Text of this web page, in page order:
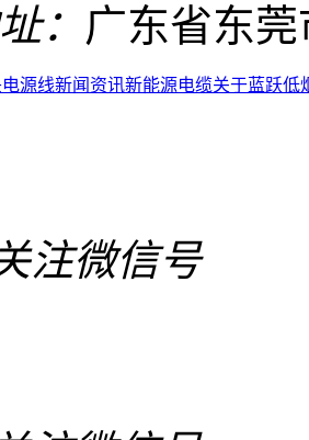
： 广东省东
源线新闻资讯新能源电缆关于蓝跃低
注微信号